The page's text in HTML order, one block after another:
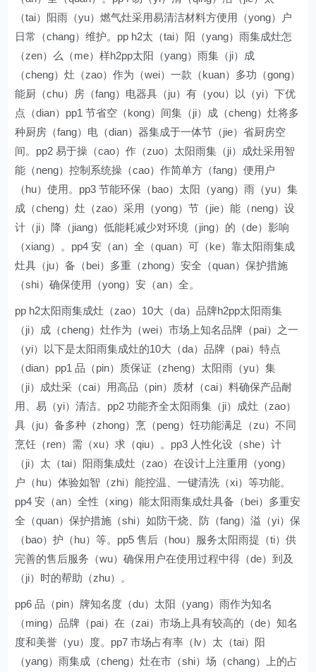
（tai）阳雨（yu）燃气灶采用易清洁材料方便用（yong）户
日常（chang）维护。pp h2太（tai）阳（yang）雨集成灶怎
（zen）么（me）样h2pp太阳（yang）雨集（ji）成
（cheng）灶（zao）作为（wei）一款（kuan）多功（gong）
能厨（chu）房（fang）电器具（ju）有（you）以（yi）下优
点（dian）pp1 节省空（kong）间集（ji）成（cheng）灶将多
种厨房（fang）电（dian）器集成于一体节（jie）省厨房空
间。pp2 易于操（cao）作（zuo）太阳雨集（ji）成灶采用智
能（neng）控制系统操（cao）作简单方（fang）便用户
（hu）使用。pp3 节能环保（bao）太阳（yang）雨（yu）集
成（cheng）灶（zao）采用（yong）节（jie）能（neng）设
计（ji）降（jiang）低能耗减少对环境（jing）的（de）影响
（xiang）。pp4 安（an）全（quan）可（ke）靠太阳雨集成
灶具（ju）备（bei）多重（zhong）安全（quan）保护措施
（shi）确保使用（yong）安（an）全。
pp h2太阳雨集成灶（zao）10大（da）品牌h2pp太阳雨集
（ji）成（cheng）灶作为（wei）市场上知名品牌（pai）之一
（yi）以下是太阳雨集成灶的10大（da）品牌（pai）特点
（dian）pp1 品（pin）质保证（zheng）太阳雨（yu）集
（ji）成灶采（cai）用高品（pin）质材（cai）料确保产品耐
用、易（yi）清洁。pp2 功能齐全太阳雨集（ji）成灶（zao）
具（ju）备多种（zhong）烹（peng）饪功能满足（zu）不同
烹饪（ren）需（xu）求（qiu）。pp3 人性化设（she）计
（ji）太（tai）阳雨集成灶（zao）在设计上注重用（yong）
户（hu）体验如智（zhi）能控温、一键清洗（xi）等功能。
pp4 安（an）全性（xing）能太阳雨集成灶具备（bei）多重安
全（quan）保护措施（shi）如防干烧、防（fang）溢（yi）保
（bao）护（hu）等。pp5 售后（hou）服务太阳雨提（ti）供
完善的售后服务（wu）确保用户在使用过程中得（de）到及
（ji）时的帮助（zhu）。
pp6 品（pin）牌知名度（du）太阳（yang）雨作为知名
（ming）品牌（pai）在（zai）市场上具有较高的（de）知名
度和美誉（yu）度。pp7 市场占有率（lv）太（tai）阳
（yang）雨集成（cheng）灶在市（shi）场（chang）上的占